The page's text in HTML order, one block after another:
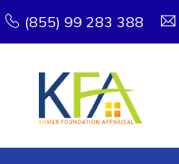
(855) 99 283 388